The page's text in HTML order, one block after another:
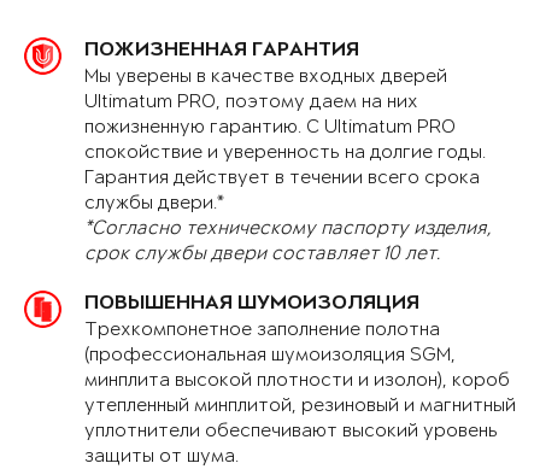
ПОЖИЗНЕННАЯ ГАРАНТИЯ
Мы уверены в качестве входных дверей
Ultimatum PRO, поэтому даем на них
пожизненную гарантию. С Ultimatum PRO
спокойствие и уверенность на долгие годы.
Гарантия действует в течении всего срока
службы двери.*
*Согласно техническому паспорту изделия,
срок службы двери составляет 10 лет.
ПОВЫШЕННАЯ ШУМОИЗОЛЯЦИЯ
Трехкомпонетное заполнение полотна
(профессиональная шумоизоляция SGM,
минплита высокой плотности и изолон), короб
утепленный минплитой, резиновый и магнитный
уплотнители обеспечивают высокий уровень
защиты от шума.